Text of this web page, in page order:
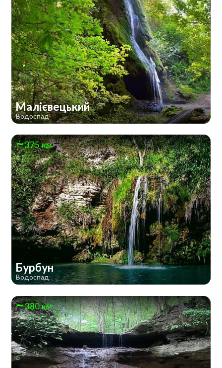
Малієвецький
Водоспад
375 км
Бурбун
Водоспад
380 км